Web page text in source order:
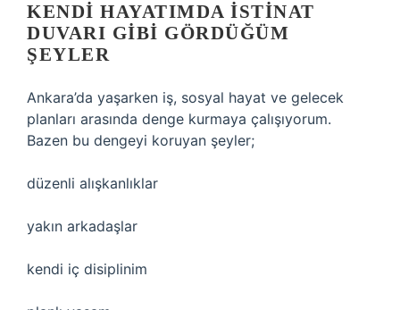
KENDI HAYATIMDA ISTINAT
DUVARI GIBI GÖRDÜĞÜM
ŞEYLER
Ankara’da yaşarken iş, sosyal hayat ve gelecek
planları arasında denge kurmaya çalışıyorum.
Bazen bu dengeyi koruyan şeyler;
düzenli alışkanlıklar
yakın arkadaşlar
kendi iç disiplinim